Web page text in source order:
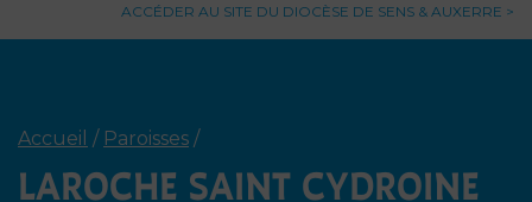
ACCÉDER AU SITE DU DIOCÈSE DE SENS & AUXERRE
Accueil / Paroisses /
LAROCHE SAINT CYDROINE